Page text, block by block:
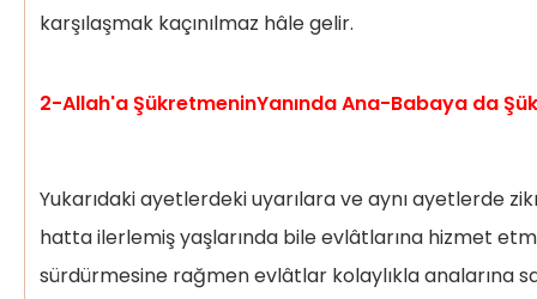
karşılaşmak kaçınılmaz hâle gelir.
2-Allah'a ŞükretmeninYanında Ana-Babaya da
Yukarıdaki ayetlerdeki uyarılara ve aynı ayetlerde
hatta ilerlemiş yaşlarında bile evlâtlarına hizmet
sürdürmesine rağmen evlâtlar kolaylıkla analarına